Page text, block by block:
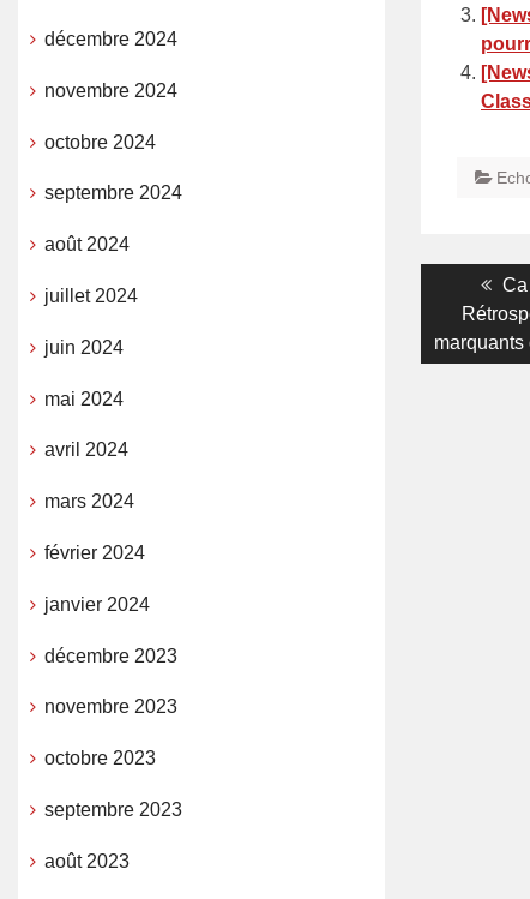
l’article
marquants
décembre 2024
novembre 2024
octobre 2024
septembre 2024
août 2024
juillet 2024
juin 2024
mai 2024
avril 2024
mars 2024
février 2024
janvier 2024
décembre 2023
novembre 2023
octobre 2023
septembre 2023
août 2023